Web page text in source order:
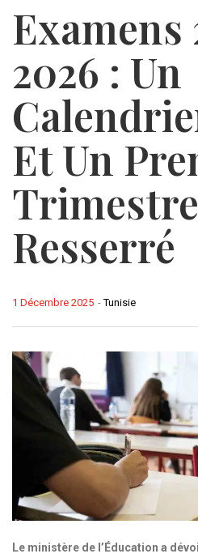
Examens
2026 : Un
Et Un
Resserré
-Tunisie
1 Décembre 2025
Le ministère de l’Éducation a